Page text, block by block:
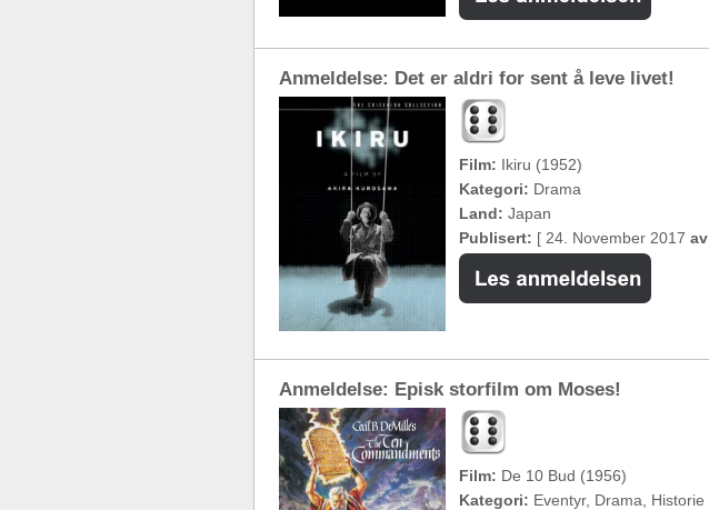
Anmeldelse: Det er aldri for sent å leve livet!
Film: Ikiru (1952)
Kategori: Drama
Land: Japan
Publisert: [ 24. November 2017 av
Anmeldelse: Episk storfilm om Moses!
Film: De 10 Bud (1956)
Kategori: Eventyr, Drama, Historie